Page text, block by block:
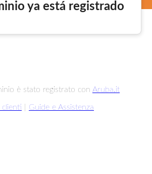
ya está registrado
è stato registrato con Aruba.it
clienti Guide e Assistenza